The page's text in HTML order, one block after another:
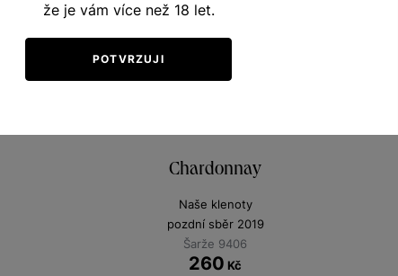
Chardonnay
Naše klenoty
pozdní sběr 2019
Šarže 9406
260 Kč
že je vám více než 18 let.
POTVRZUJI